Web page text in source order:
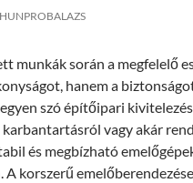
HUNPROBALAZS
munkák során a megfelelő
hanem a
szó építőipari
vagy akár
és megbízható
A korszerű